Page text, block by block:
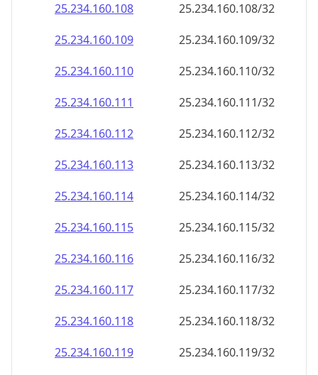
25.234.160.108
25.234.160.108/32
25.234.160.109
25.234.160.109/32
25.234.160.110
25.234.160.110/32
25.234.160.111
25.234.160.111/32
25.234.160.112
25.234.160.112/32
25.234.160.113
25.234.160.113/32
25.234.160.114
25.234.160.114/32
25.234.160.115
25.234.160.115/32
25.234.160.116
25.234.160.116/32
25.234.160.117
25.234.160.117/32
25.234.160.118
25.234.160.118/32
25.234.160.119
25.234.160.119/32